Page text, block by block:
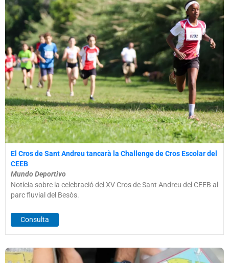
El Cros de Sant Andreu tancarà la Challenge de Cros Escolar del
CEEB
Mundo Deportivo
Notícia sobre la celebració del XV Cros de Sant Andreu del CEEB al
parc fluvial del Besòs.
Consulta